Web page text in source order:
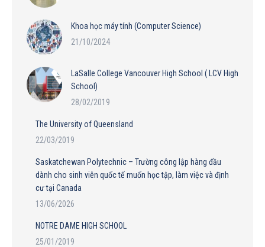
Khoa học máy tính (Computer Science)
21/10/2024
LaSalle College Vancouver High School ( LCV High
School)
28/02/2019
The University of Queensland
22/03/2019
Saskatchewan Polytechnic – Trường công lập hàng đầu
dành cho sinh viên quốc tế muốn học tập, làm việc và định
cư tại Canada
13/06/2026
NOTRE DAME HIGH SCHOOL
25/01/2019